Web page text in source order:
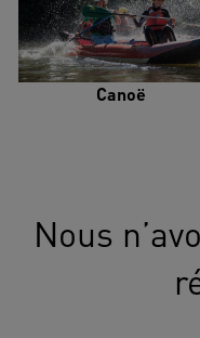
Canoë
Nous